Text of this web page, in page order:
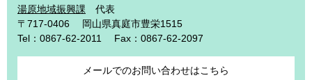
湯原地域振興課
代表
〒717-0406
岡山県真庭市豊栄1515
Tel：0867-62-2011
Fax：0867-62-2097
メールでのお問い合わせはこちら